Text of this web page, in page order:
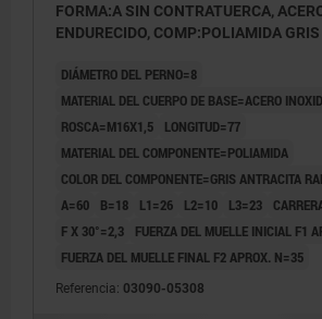
FORMA:A SIN CONTRATUERCA,
ENDURECIDO, COMP:POLIAMIDA
DIÁMETRO DEL PERNO=8
MATERIAL DEL CUERPO DE BASE=ACERO
ROSCA=M16X1,5
LONGITUD=77
MATERIAL DEL COMPONENTE=POLIAMIDA
COLOR DEL COMPONENTE=GRIS ANTRACITA
A=60
B=18 L1=26 L2=10 L3=23
F X 30°=2,3
FUERZA DEL MUELLE INICIAL F1
FUERZA DEL MUELLE FINAL F2 APROX. N=35
Referencia: 03090-05308